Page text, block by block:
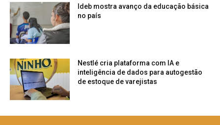
Ideb mostra avanço da educação básica
no país
Nestlé cria plataforma com IA e
inteligência de dados para autogestão
de estoque de varejistas